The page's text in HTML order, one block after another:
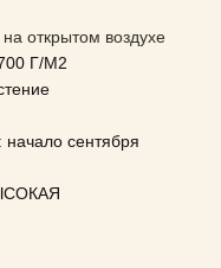
открытом воздухе
Г/М2
сентября